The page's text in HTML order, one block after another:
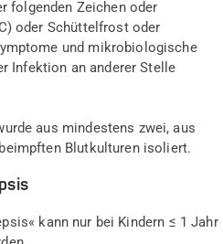
folgenden Zeichen oder
oder Schüttelfrost oder
und mikrobiologische
Infektion an anderer Stelle
aus mindestens zwei, aus
Blutkulturen isoliert.
kann nur bei Kindern ≤ 1 Jahr